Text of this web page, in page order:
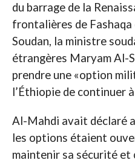
du barrage de la
frontalières de
Soudan, la ministre
étrangères Maryam Al-
prendre une «option
l’Éthiopie de continuer
Al-Mahdi avait déclaré
les options étaient
maintenir sa sécurité et